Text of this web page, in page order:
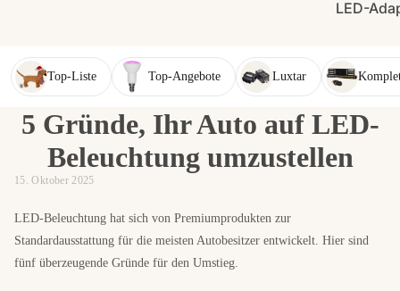
LED-
Top-Liste Top-Angebote Luxtar
5 Gründe, Ihr Auto auf LED-
Beleuchtung umzustellen
15. Oktober 2025
LED-Beleuchtung hat sich von Premiumprodukten zur
Standardausstattung für die meisten Autobesitzer entwickelt. Hier sind
fünf überzeugende Gründe für den Umstieg.